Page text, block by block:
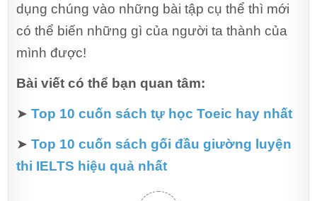
dụng chúng vào những bài tập cụ thể thì mới
có thể biến những gì của người ta thành của
mình được!
Bài viết có thể bạn quan tâm:
➤Top 10 cuốn sách tự học Toeic hay nhất
➤Top 10 cuốn sách gối đầu giường luyện
thi IELTS hiệu quả nhất